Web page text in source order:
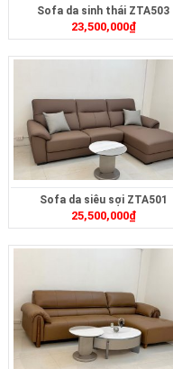
Sofa da sinh thái ZTA503
23,500,000₫
Sofa da siêu sợi ZTA501
25,500,000₫